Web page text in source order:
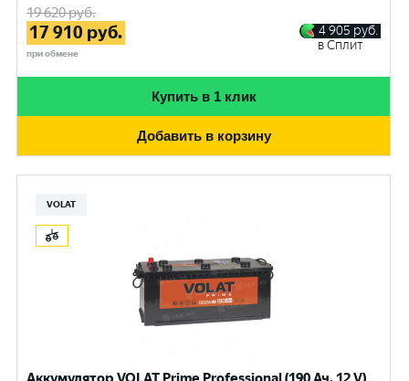
19 620руб.
17 910 руб.
при обмене
4 905 руб.
в Сплит
Купить в 1 клик
Добавить в корзину
VOLAT